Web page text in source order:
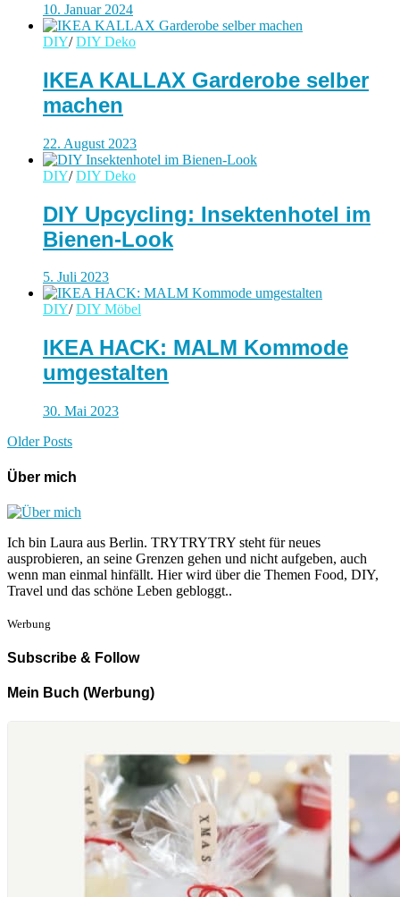
10. Januar 2024
DIY/ DIY Deko
IKEA KALLAX Garderobe selber
machen
22. August 2023
DIY/ DIY Deko
DIY Upcycling: Insektenhotel im
Bienen-Look
5. Juli 2023
DIY/ DIY Möbel
IKEA HACK: MALM Kommode
umgestalten
30. Mai 2023
Older Posts
Über mich
Ich bin Laura aus Berlin. TRYTRYTRY steht für neues
ausprobieren, an seine Grenzen gehen und nicht aufgeben, auch
wenn man einmal hinfällt. Hier wird über die Themen Food, DIY,
Travel und das schöne Leben gebloggt..
Werbung
Subscribe & Follow
Mein Buch (Werbung)